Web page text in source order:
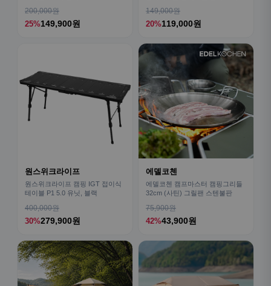
200,000원
25%149,900원
149,000원
20%119,000원
원스위크라이프
원스위크라이프 캠핑 IGT 접이식
테이블 P1 5.0 유닛, 블랙
400,000원
30%279,900원
에델코첸
에델코첸 캠프마스터 캠핑그리들
32cm (사틴) 그릴팬 스텐불판
75,900원
42%43,900원